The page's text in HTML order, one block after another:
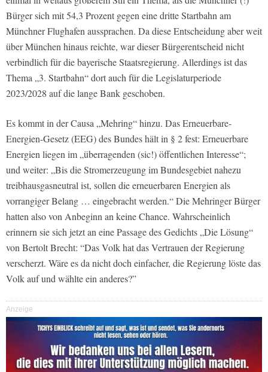
Bürger sich mit 54,3 Prozent gegen eine dritte Startbahn am
Münchner Flughafen aussprachen. Da diese Entscheidung aber weit
über München hinaus reichte, war dieser Bürgerentscheid nicht
verbindlich für die bayerische Staatsregierung. Allerdings ist das
Thema „3. Startbahn“ dort auch für die Legislaturperiode
2023/2028 auf die lange Bank geschoben.
Es kommt in der Causa „Mehring“ hinzu. Das Erneuerbare-
Energien-Gesetz (EEG) des Bundes hält in § 2 fest: Erneuerbare
Energien liegen im „überragenden (sic!) öffentlichen Interesse“;
und weiter: „Bis die Stromerzeugung im Bundesgebiet nahezu
treibhausgasneutral ist, sollen die erneuerbaren Energien als
vorrangiger Belang … eingebracht werden.“ Die Mehringer Bürger
hatten also von Anbeginn an keine Chance. Wahrscheinlich
erinnern sie sich jetzt an eine Passage des Gedichts „Die Lösung“
von Bertolt Brecht: “Das Volk hat das Vertrauen der Regierung
verscherzt. Wäre es da nicht doch einfacher, die Regierung löste das
Volk auf und wählte ein anderes?”
Anzeige